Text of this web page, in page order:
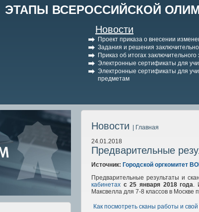
ЭТАПЫ ВСЕРОССИЙСКОЙ
Новости
Проект приказа о внесении
Задания и решения
Приказ об итогах
Электронные сертификаты для
Электронные сертификаты для
предметам
Новости
| Главная
24.01.2018
Предварительные
Источник: Городской оргкомитет
Предварительные результаты и
кабинетах с 25 января 2018 года.
Максвелла для 7-8 классов в Москве
Как посмотреть сканы работы и свой